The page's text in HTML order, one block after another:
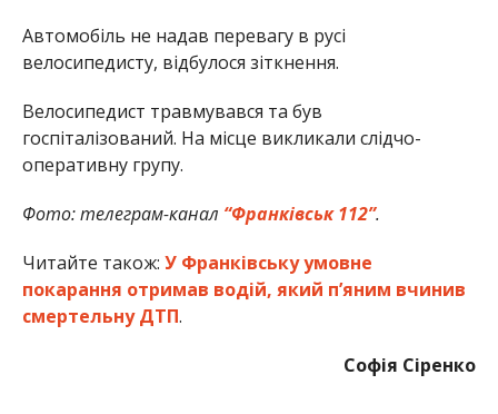
Автомобіль не надав перевагу в русі
велосипедисту, відбулося зіткнення.
Велосипедист травмувався та був
госпіталізований. На місце викликали слідчо-
оперативну групу.
Фото: телеграм-канал “Франківськ 112”.
Читайте також: У Франківську умовне
покарання отримав водій, який п’яним вчинив
смертельну ДТП.
Софія Сіренко